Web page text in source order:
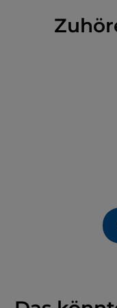
historischen,
sich für alle Arten